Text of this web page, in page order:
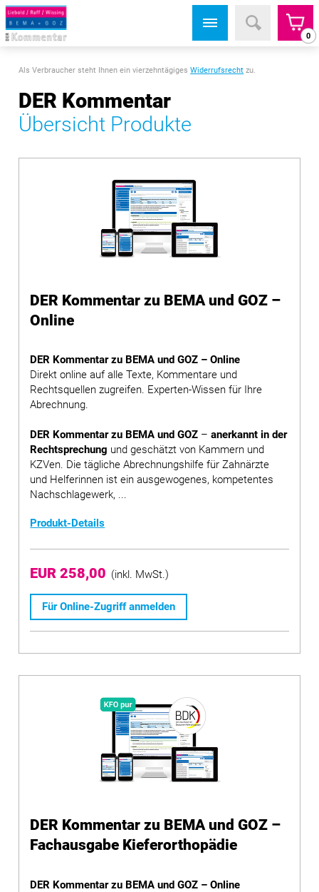
0
Als Verbraucher steht Ihnen ein vierzehntägigesWiderrufsrecht zu.
DER Kommentar
Übersicht Produkte
DER Kommentar zu BEMA und GOZ –
Online
DER Kommentar zu BEMA und GOZ – Online
Direkt online auf alle Texte, Kommentare und
Rechtsquellen zugreifen. Experten-Wissen für Ihre
Abrechnung.
DER Kommentar zu BEMA und GOZ – anerkannt in der
Rechtsprechung und geschätzt von Kammern und
KZVen. Die tägliche Abrechnungshilfe für Zahnärzte
und Helferinnen ist ein ausgewogenes, kompetentes
Nachschlagewerk, ...
Produkt-Details
EUR 258,00 (inkl. MwSt.)
Für Online-Zugriff anmelden
DER Kommentar zu BEMA und GOZ –
Fachausgabe Kieferorthopädie
DER Kommentar zu BEMA und GOZ – Online